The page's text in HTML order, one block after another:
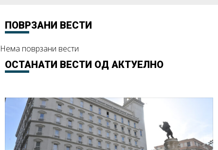
ПОВРЗАНИ ВЕСТИ
Нема поврзани вести
ОСТАНАТИ ВЕСТИ ОД АКТУЕЛНО